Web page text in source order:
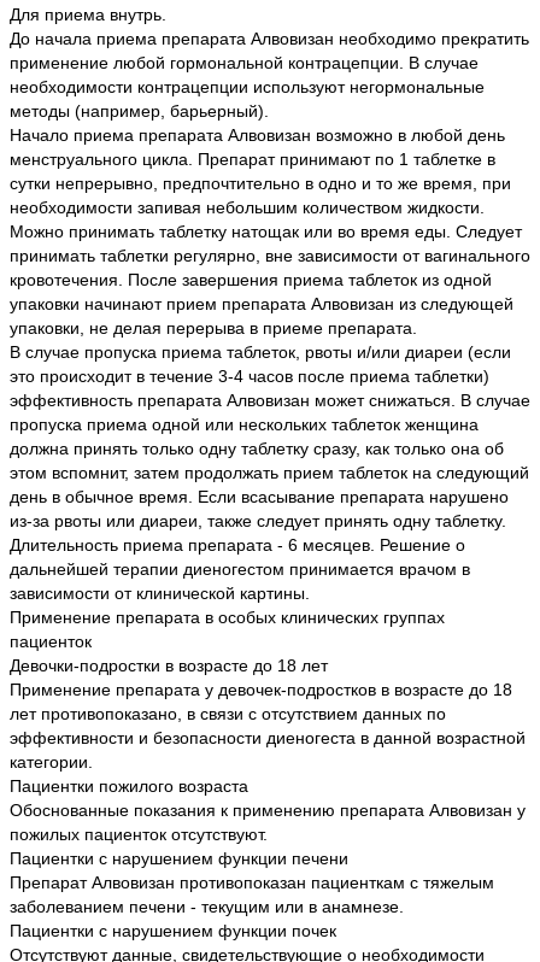
Для приема внутрь.
До начала приема препарата Алвовизан необходимо прекратить
применение любой гормональной контрацепции. В случае
необходимости контрацепции используют негормональные
методы (например, барьерный).
Начало приема препарата Алвовизан возможно в любой день
менструального цикла. Препарат принимают по 1 таблетке в
сутки непрерывно, предпочтительно в одно и то же время, при
необходимости запивая небольшим количеством жидкости.
Можно принимать таблетку натощак или во время еды. Следует
принимать таблетки регулярно, вне зависимости от вагинального
кровотечения. После завершения приема таблеток из одной
упаковки начинают прием препарата Алвовизан из следующей
упаковки, не делая перерыва в приеме препарата.
В случае пропуска приема таблеток, рвоты и/или диареи (если
это происходит в течение 3-4 часов после приема таблетки)
эффективность препарата Алвовизан может снижаться. В случае
пропуска приема одной или нескольких таблеток женщина
должна принять только одну таблетку сразу, как только она об
этом вспомнит, затем продолжать прием таблеток на следующий
день в обычное время. Если всасывание препарата нарушено
из-за рвоты или диареи, также следует принять одну таблетку.
Длительность приема препарата - 6 месяцев. Решение о
дальнейшей терапии диеногестом принимается врачом в
зависимости от клинической картины.
Применение препарата в особых клинических группах
пациенток
Девочки-подростки в возрасте до 18 лет
Применение препарата у девочек-подростков в возрасте до 18
лет противопоказано, в связи с отсутствием данных по
эффективности и безопасности диеногеста в данной возрастной
категории.
Пациентки пожилого возраста
Обоснованные показания к применению препарата Алвовизан у
пожилых пациенток отсутствуют.
Пациентки с нарушением функции печени
Препарат Алвовизан противопоказан пациенткам с тяжелым
заболеванием печени - текущим или в анамнезе.
Пациентки с нарушением функции почек
Отсутствуют данные, свидетельствующие о необходимости